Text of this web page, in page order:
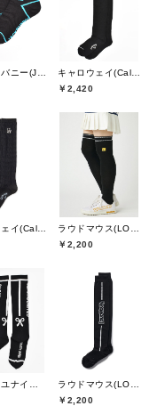
￥2,420
￥2,200
￥2,200